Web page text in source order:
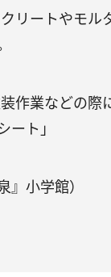
リートやモ
作業などの
ト」
』小学館）